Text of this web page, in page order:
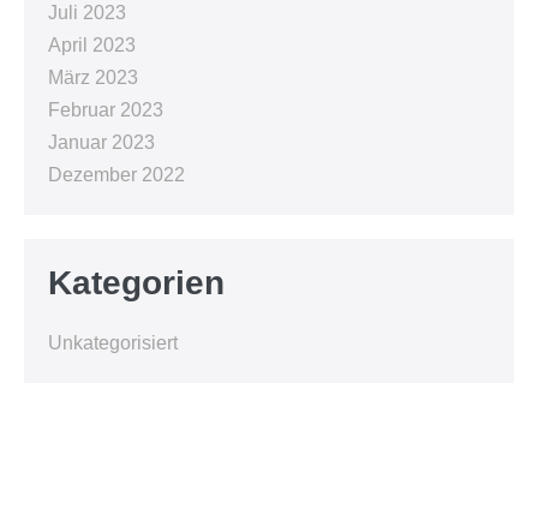
Juli 2023
April 2023
März 2023
Februar 2023
Januar 2023
Dezember 2022
Kategorien
Unkategorisiert